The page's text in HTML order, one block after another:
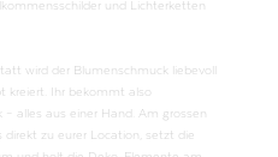
und Lichterketten
wird der Blumenschmuck liebevoll
Ihr bekommt also
alles aus einer Hand. Am grossen
direkt zu eurer Location, setzt die